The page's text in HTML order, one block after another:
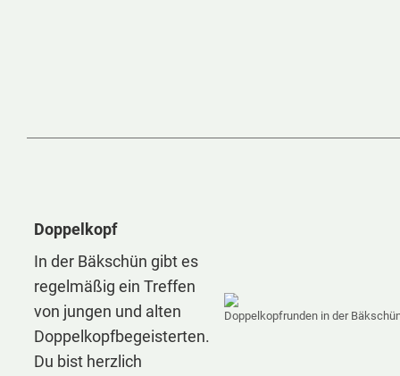
Doppelkopf
In der Bäkschün gibt es
regelmäßig ein Treffen
von jungen und alten
Doppelkopfbegeisterten.
Du bist herzlich
Doppelkopfrunden in der